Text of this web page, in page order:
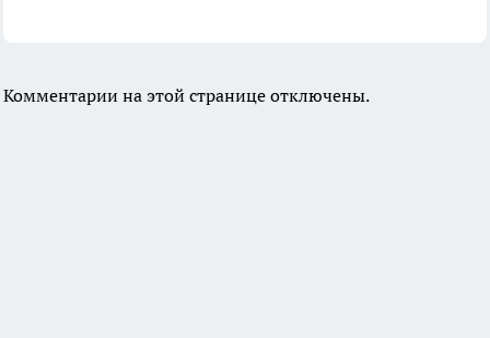
Комментарии на этой странице отключены.